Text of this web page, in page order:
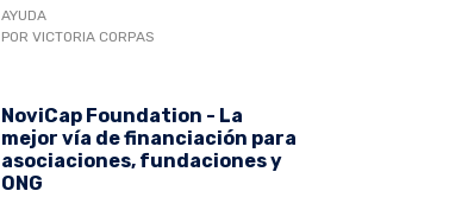
AYUDA
POR VICTORIA CORPAS
NoviCap Foundation - La
mejor vía de financiación para
asociaciones, fundaciones y
ONG